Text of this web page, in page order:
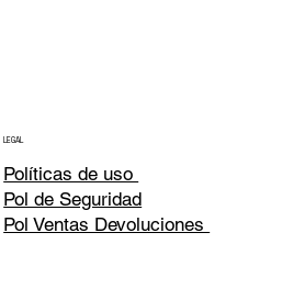
LEGAL
Políticas de uso
Pol de Seguridad
Pol Ventas Devoluciones